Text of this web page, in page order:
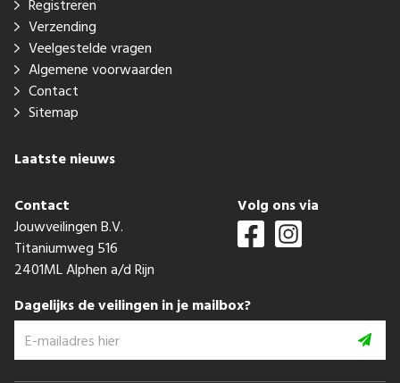
Registreren
Verzending
Veelgestelde vragen
Algemene voorwaarden
Contact
Sitemap
Laatste nieuws
Contact
Jouwveilingen B.V.
Titaniumweg 516
2401ML Alphen a/d Rijn
Volg ons via
Dagelijks de veilingen in je mailbox?